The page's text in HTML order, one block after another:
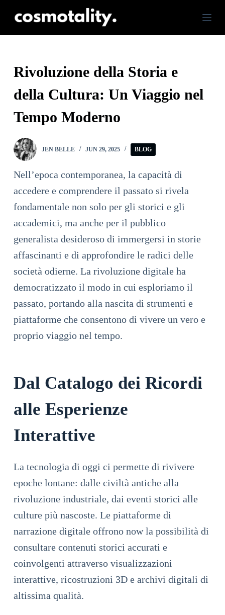
S
o
c
n
e
n
Rivoluzione della Storia e
della Cultura: Un Viaggio nel
Tempo Moderno
JEN BELLE JUN 29, 2025 BLOG
Nell’epoca contemporanea, la capacità di
accedere e comprendere il passato si rivela
fondamentale non solo per gli storici e gli
accademici, ma anche per il pubblico
generalista desideroso di immergersi in storie
affascinanti e di approfondire le radici delle
società odierne. La rivoluzione digitale ha
democratizzato il modo in cui esploriamo il
passato, portando alla nascita di strumenti e
piattaforme che consentono di vivere un vero e
proprio viaggio nel tempo.
Dal Catalogo dei Ricordi
alle Esperienze
Interattive
La tecnologia di oggi ci permette di rivivere
epoche lontane: dalle civiltà antiche alla
rivoluzione industriale, dai eventi storici alle
culture più nascoste. Le piattaforme di
narrazione digitale offrono now la possibilità di
consultare contenuti storici accurati e
coinvolgenti attraverso visualizzazioni
interattive, ricostruzioni 3D e archivi digitali di
altissima qualità.